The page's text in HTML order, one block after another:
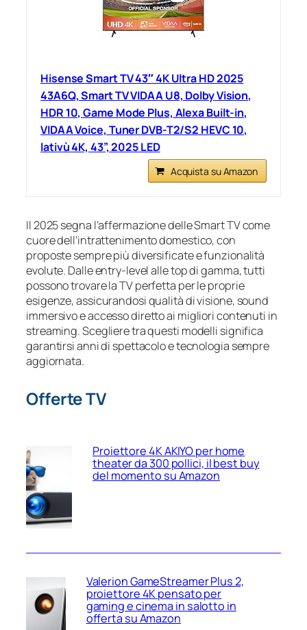
Hisense Smart TV 43″ 4K Ultra HD 2025
43A6Q, Smart TV VIDAA U8, Dolby Vision,
HDR 10, Game Mode Plus, Alexa Built-in,
VIDAA Voice, Tuner DVB-T2/S2 HEVC 10,
lativù 4K, 43”, 2025 LED
Acquista su Amazon
Il 2025 segna l’affermazione delle Smart TV come
cuore dell’intrattenimento domestico, con
proposte sempre più diversificate e funzionalità
evolute. Dalle entry-level alle top di gamma, tutti
possono trovare la TV perfetta per le proprie
esigenze, assicurandosi qualità di visione, sound
immersivo e accesso diretto ai migliori contenuti in
streaming. Scegliere tra questi modelli significa
garantirsi anni di spettacolo e tecnologia sempre
aggiornata.
Offerte TV
Proiettore 4K AKIYO per home
theater da 300 pollici, il best buy
del momento su Amazon
Valerion GameStreamer Plus 2,
proiettore 4K pensato per
gaming e cinema in salotto in
offerta su Amazon